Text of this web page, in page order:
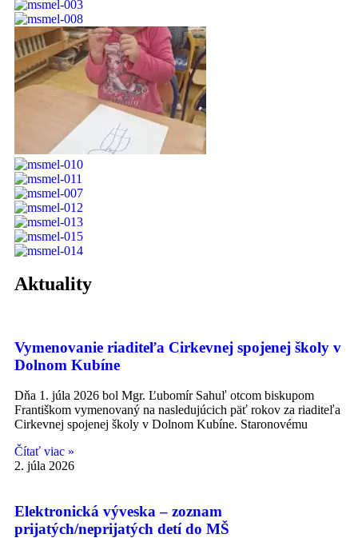
Aktuality
Vymenovanie riaditeľa Cirkevnej spojenej školy v
Dolnom Kubíne
Dňa 1. júla 2026 bol Mgr. Ľubomír Sahuľ otcom biskupom
Františkom vymenovaný na nasledujúcich päť rokov za riaditeľa
Cirkevnej spojenej školy v Dolnom Kubíne. Staronovému
Čítať viac »
2. júla 2026
Elektronická výveska – zoznam
prijatých/neprijatých detí do MŠ